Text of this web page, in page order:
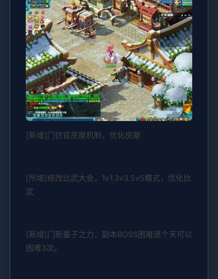
[新增]门仿官房屋机制，优化房屋
[所增]修改比武大会，1v1.3v3.5v5模式，优化比
武
[新增]门新童子之力，副本BOSS困难逐个天可以
困难3次。